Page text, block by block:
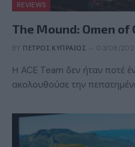
REVIEWS
The Mound: Omen of
BY ΠΈΤΡΟΣ ΚΥΠΡΑΊΟΣ 03/08/
Η ACE Team δεν ήταν ποτέ
ακολουθούσε την